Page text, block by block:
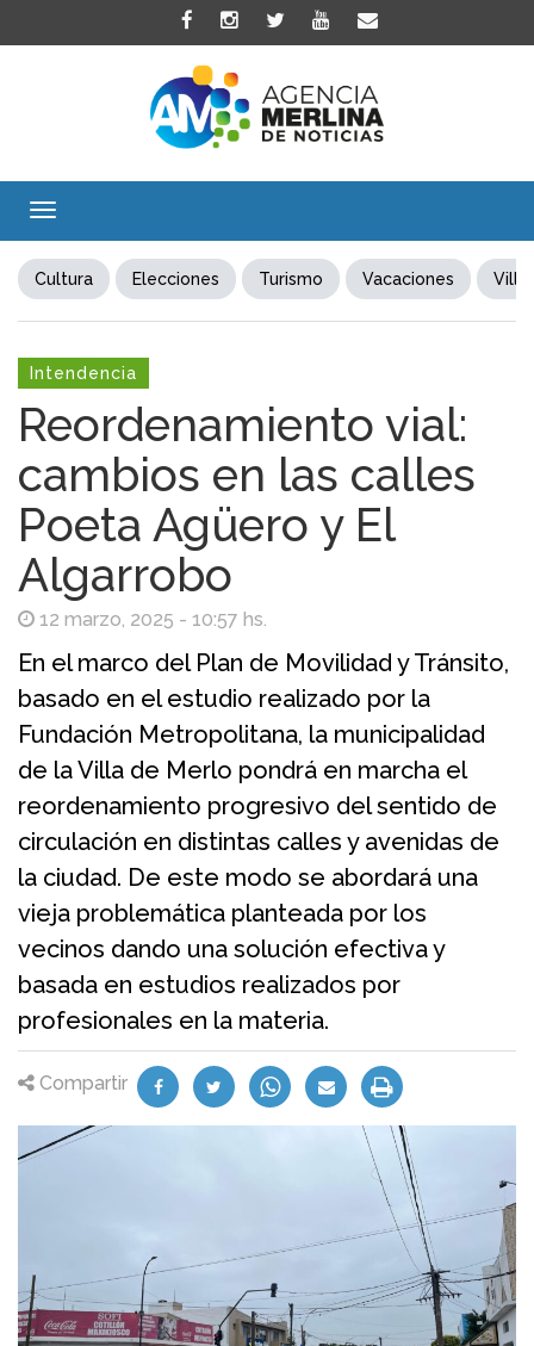
Toggle
Cultura Elecciones Turismo Vacaciones Villa
Intendencia
Reordenamiento vial:
cambios en las calles
Poeta Agüero y El
Algarrobo
12 marzo, 2025 - 10:57 hs.
En el marco del Plan de Movilidad y Tránsito,
basado en el estudio realizado por la
Fundación Metropolitana, la municipalidad
de la Villa de Merlo pondrá en marcha el
reordenamiento progresivo del sentido de
circulación en distintas calles y avenidas de
la ciudad. De este modo se abordará una
vieja problemática planteada por los
vecinos dando una solución efectiva y
basada en estudios realizados por
profesionales en la materia.
Compartir